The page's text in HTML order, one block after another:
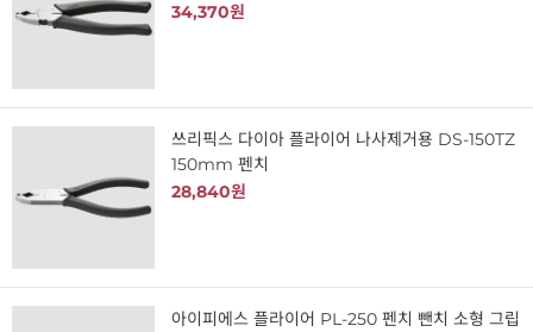
34,370원
쓰리픽스 다이아 플라이어 나사제거용 DS-150TZ
150mm 펜치
28,840원
아이피에스 플라이어 PL-250 펜치 뺀치 소형 그립